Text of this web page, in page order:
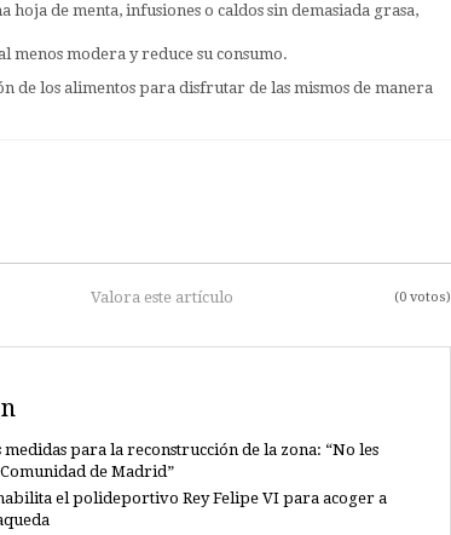
de menta, infusiones o caldos sin demasiada grasa,
menos modera y reduce su consumo.
de los alimentos para disfrutar de las mismos de manera
Valora este artículo (0 votos)
medidas para la reconstrucción de la zona: “No les
de Madrid”
el polideportivo Rey Felipe VI para acoger a